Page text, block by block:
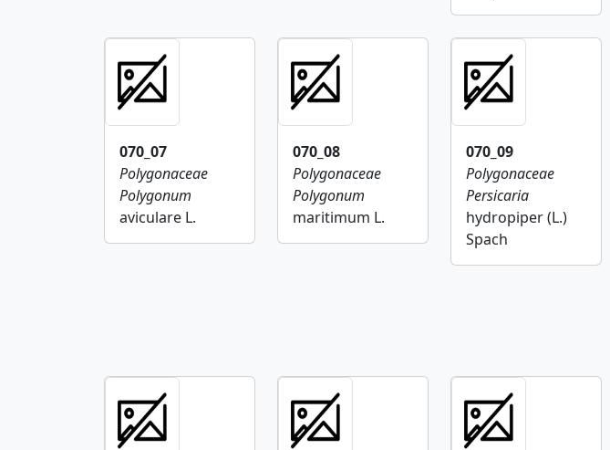
070_07
Polygonaceae
Polygonum
aviculare L.
070_08
Polygonaceae
Polygonum
maritimum L.
070_09
Polygonaceae
Persicaria
hydropiper (L.)
Spach